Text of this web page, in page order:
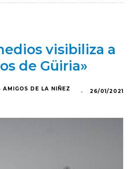
visibiliza a
‌de‌ ‌Güiria»
DE LA NIÑEZ
26/01/2021